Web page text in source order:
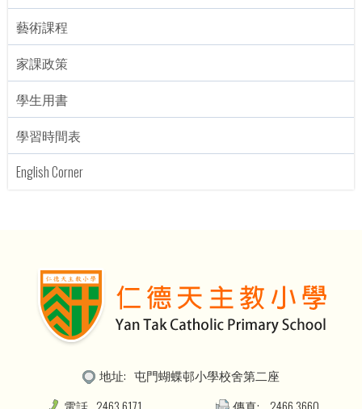
藝術課程
家課政策
學生用書
學習時間表
English Corner
地址: 屯門蝴蝶邨小學校舍第二座